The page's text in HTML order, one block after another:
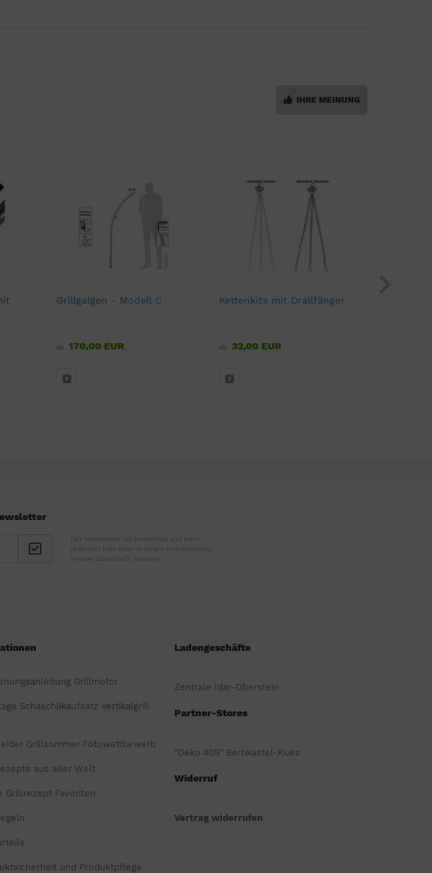
IHRE MEINUNG
Grillgalgen - Modell C
ab 170,00 EUR
Kettenkits mit Drallfänger
ab 32,00 EUR
Der Newsletter ist kostenlos und kann
jederzeit hier oder in Ihrem Kundenkonto
wieder abbestellt werden.
Grillmotor
Schaschlikaufsatz Vertikalgrill
Grillsommer Fotowettbewerb
aus aller Welt
Grillrezept Favoriten
und Produktpflege
Ladengeschäfte
Zentrale Idar-Oberstein
Partner-Stores
"Deko 409" Bernkastel-Kues
Widerruf
Vertrag widerrufen